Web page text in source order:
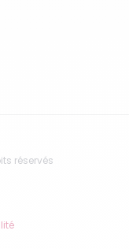
réservés